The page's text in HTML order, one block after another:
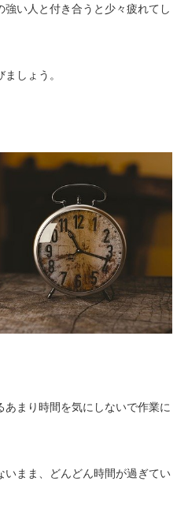
い人と付き合うと少々疲れてし
しょう。
まり時間を気にしないで作業に
まま、どんどん時間が過ぎてい